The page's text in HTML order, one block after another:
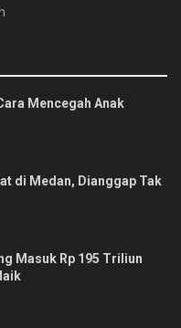
Mencegah Anak
di Medan, Dianggap Tak
Masuk Rp 195 Triliun